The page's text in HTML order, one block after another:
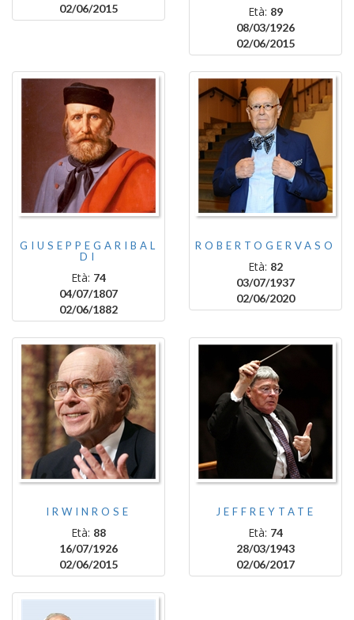
02/06/2015
Età: 89
08/03/1926
02/06/2015
GIUSEPPEGARIBAL
DI
Età: 74
04/07/1807
02/06/1882
ROBERTOGERVASO
Età: 82
03/07/1937
02/06/2020
IRWINROSE
Età: 88
16/07/1926
02/06/2015
JEFFREYTATE
Età: 74
28/03/1943
02/06/2017